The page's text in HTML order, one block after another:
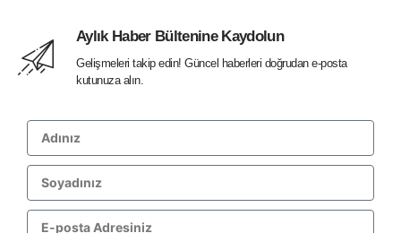
Aylık Haber Bültenine Kaydolun
Gelişmeleri takip edin! Güncel haberleri doğrudan e-posta
kutunuza alın.